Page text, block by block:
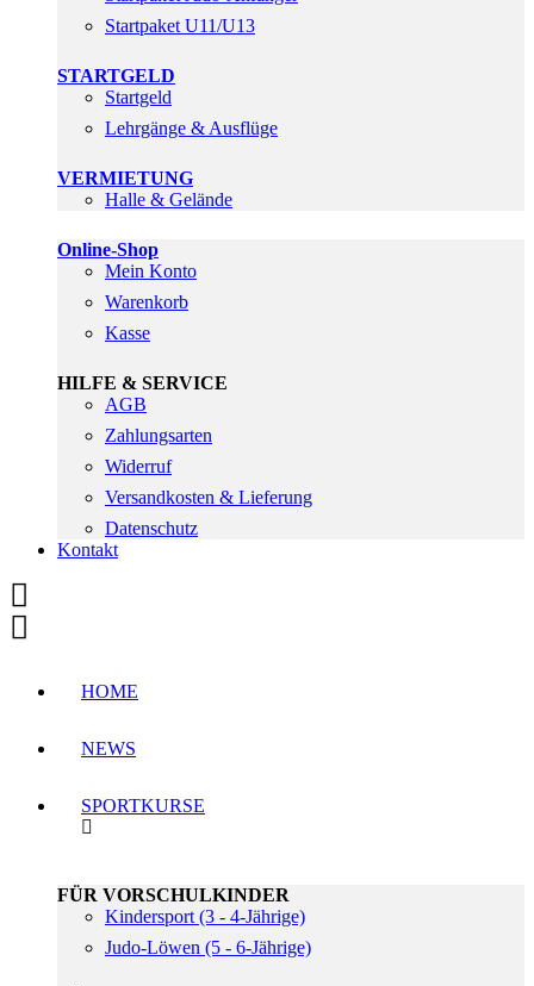
Startpaket U11/U13
STARTGELD
Startgeld
Lehrgänge & Ausflüge
VERMIETUNG
Halle & Gelände
Online-Shop
Mein Konto
Warenkorb
Kasse
HILFE & SERVICE
AGB
Zahlungsarten
Widerruf
Versandkosten & Lieferung
Datenschutz
Kontakt
HOME
NEWS
SPORTKURSE
FÜR VORSCHULKINDER
Kindersport (3 - 4-Jährige)
Judo-Löwen (5 - 6-Jährige)